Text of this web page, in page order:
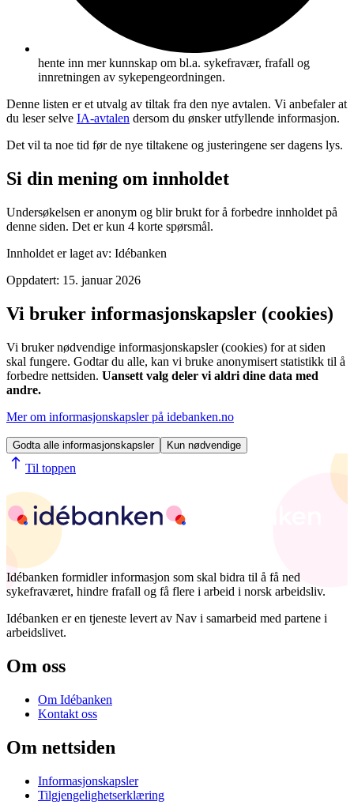
hente inn mer kunnskap om bl.a. sykefravær, frafall og
innretningen av sykepengeordningen.
Denne listen er et utvalg av tiltak fra den nye avtalen. Vi anbefaler at
du leser selve IA-avtalen dersom du ønsker utfyllende informasjon.
Det vil ta noe tid før de nye tiltakene og justeringene ser dagens lys.
Si din mening om innholdet
Undersøkelsen er anonym og blir brukt for å forbedre innholdet på
denne siden. Det er kun 4 korte spørsmål.
Innholdet er laget av: Idébanken
Oppdatert: 15. januar 2026
Vi bruker informasjonskapsler (cookies)
Vi bruker nødvendige informasjonskapsler (cookies) for at siden
skal fungere. Godtar du alle, kan vi bruke anonymisert statistikk til å
forbedre nettsiden. Uansett valg deler vi aldri dine data med
andre.
Mer om informasjonskapsler på idebanken.no
Godta alle informasjonskapsler Kun nødvendige
Til toppen
Idébanken formidler informasjon som skal bidra til å få ned
sykefraværet, hindre frafall og få flere i arbeid i norsk arbeidsliv.
Idébanken er en tjeneste levert av Nav i samarbeid med partene i
arbeidslivet.
Om oss
Om Idébanken
Kontakt oss
Om nettsiden
Informasjonskapsler
Tilgjengelighetserklæring